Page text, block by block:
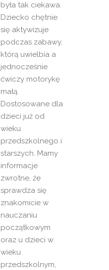
była tak ciekawa.
Dziecko chętnie
się aktywizuje
podczas zabawy,
którą uwielbia a
jednocześnie
ćwiczy motorykę
małą.
Dostosowane dla
dzieci już od
wieku
przedszkolnego i
starszych. Mamy
informacje
zwrotne, że
sprawdza się
znakomicie w
nauczaniu
początkowym
oraz u dzieci w
wieku
przedszkolnym,